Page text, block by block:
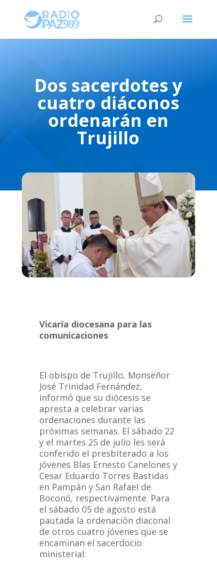
Dos sacerdotes y
cuatro diáconos
ordenarán en
Trujillo
Vicaría diocesana para las
comunicaciones
El obispo de Trujillo, Monseñor
José Trinidad Fernández,
informó que su diócesis se
apresta a celebrar varias
ordenaciones durante las
próximas semanas. El sábado 22
y el martes 25 de julio les será
conferido el presbiterado a los
jóvenes Blas Ernesto Canelones y
Cesar Eduardo Torres Bastidas
en Pampán y San Rafael de
Boconó, respectivamente. Para
el sábado 05 de agosto está
pautada la ordenación diaconal
de otros cuatro jóvenes que se
encaminan el sacerdocio
ministerial.